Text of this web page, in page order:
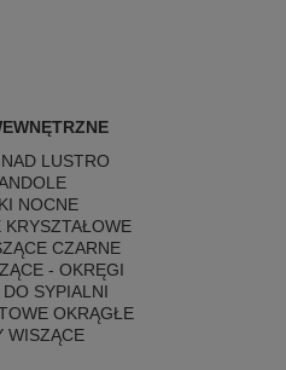
LUSTRO
NOCNE
KRYSZTAŁOWE
CZARNE
- OKRĘGI
SYPIALNI
OKRĄGŁE
WISZĄCE